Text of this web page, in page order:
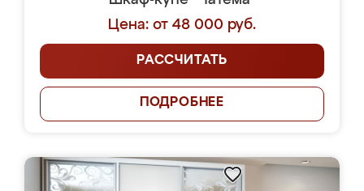
Цена: от 48 000 руб.
РАССЧИТАТЬ
ПОДРОБНЕЕ